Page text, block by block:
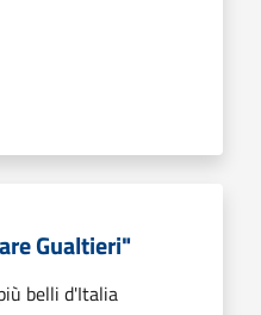
Gualtieri"
belli d'Italia